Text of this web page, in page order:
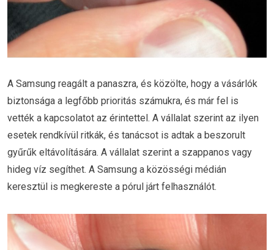
A Samsung reagált a panaszra, és közölte, hogy a vásárlók
biztonsága a legfőbb prioritás számukra, és már fel is
vették a kapcsolatot az érintettel. A vállalat szerint az ilyen
esetek rendkívül ritkák, és tanácsot is adtak a beszorult
gyűrűk eltávolítására. A vállalat szerint a szappanos vagy
hideg víz segíthet. A Samsung a közösségi médián
keresztül is megkereste a pórul járt felhasználót.